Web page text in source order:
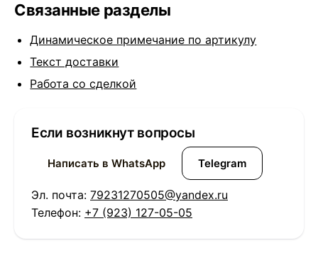
Связанные разделы
Динамическое примечание по артикулу
Текст доставки
Работа со сделкой
Если возникнут вопросы
Написать в WhatsApp Telegram
Эл. почта: 79231270505@yandex.ru
Телефон: +7 (923) 127-05-05